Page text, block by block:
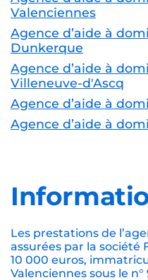
Agence d’aide à
Hazebrouck
Agence d’aide à
Agence d’aide à
Armentières
Agence d’aide à
Agence d’aide à
Agence d’aide à
Valenciennes
Agence d’aide à
Dunkerque
Agence d’aide à